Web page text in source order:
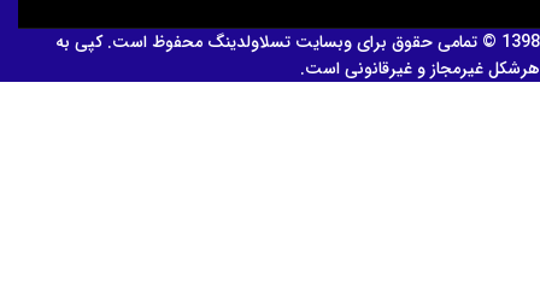
1398 © تمامی حقوق برای وبسایت تسلاولدینگ محفوظ است. کپی به
هرشکل غیرمجاز و غیرقانونی است.